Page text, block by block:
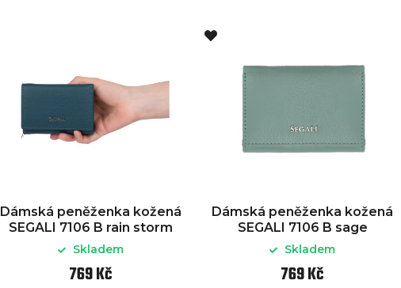
Dámská peněženka kožená
SEGALI 7106 B rain storm
Skladem
769 Kč
Dámská peněženka kožená
SEGALI 7106 B sage
Skladem
769 Kč